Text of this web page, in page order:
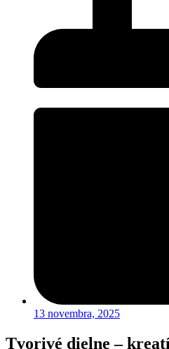
13 novembra, 2025
Tvorivé dielne –